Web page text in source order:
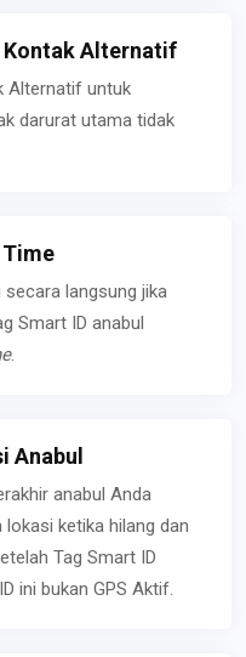
Kontak Alternatif
Alternatif untuk
darurat utama tidak
langsung jika
Smart ID anabul
.
Anabul
anabul Anda
ketika hilang dan
Tag Smart ID
ini bukan GPS Aktif.